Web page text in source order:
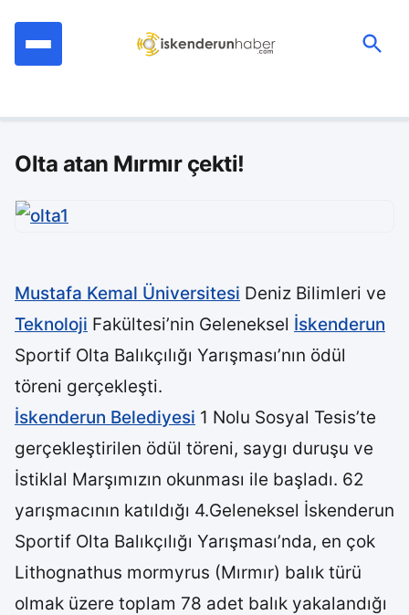
Olta atan Mırmır çekti!
Mustafa Kemal Üniversitesi Deniz Bilimleri ve
Teknoloji Fakültesi’nin Geleneksel İskenderun
Sportif Olta Balıkçılığı Yarışması’nın ödül
töreni gerçekleşti.
İskenderun Belediyesi 1 Nolu Sosyal Tesis’te
gerçekleştirilen ödül töreni, saygı duruşu ve
İstiklal Marşımızın okunması ile başladı. 62
yarışmacının katıldığı 4.Geleneksel İskenderun
Sportif Olta Balıkçılığı Yarışması’nda, en çok
Lithognathus mormyrus (Mırmır) balık türü
olmak üzere toplam 78 adet balık yakalandığı